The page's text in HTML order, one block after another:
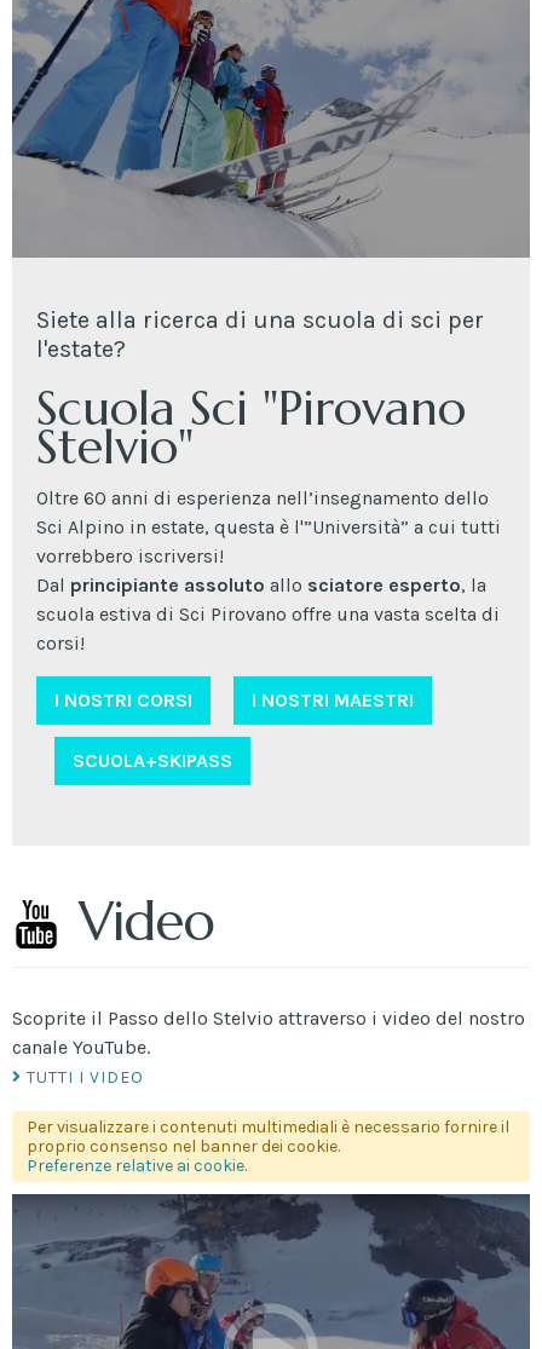
Siete alla ricerca di una scuola di sci per
l'estate?
Scuola Sci "Pirovano
Stelvio"
Oltre 60 anni di esperienza nell’insegnamento dello
Sci Alpino in estate, questa è l'”Università” a cui tutti
vorrebbero iscriversi!
Dal principiante assoluto allo sciatore esperto, la
scuola estiva di Sci Pirovano offre una vasta scelta di
corsi!
I NOSTRI CORSI I NOSTRI MAESTRI
SCUOLA+SKIPASS
Video
Scoprite il Passo dello Stelvio attraverso i video del nostro
canale YouTube.
TUTTI I VIDEO
Per visualizzare i contenuti multimediali è necessario fornire il
proprio consenso nel banner dei cookie.
Preferenze relative ai cookie.